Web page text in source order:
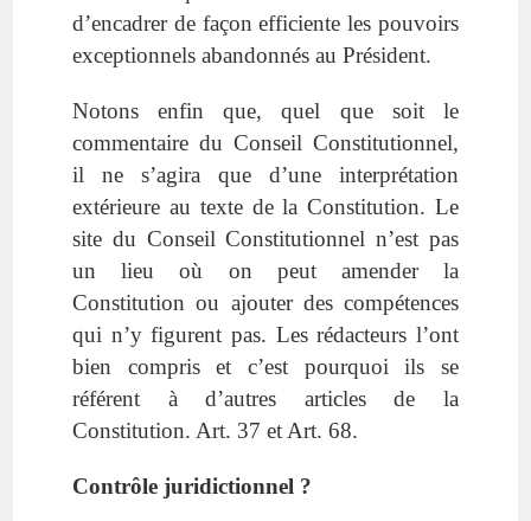
d’encadrer de façon efficiente les pouvoirs
exceptionnels abandonnés au Président.
Notons enfin que, quel que soit le
commentaire du Conseil Constitutionnel,
il ne s’agira que d’une interprétation
extérieure au texte de la Constitution. Le
site du Conseil Constitutionnel n’est pas
un lieu où on peut amender la
Constitution ou ajouter des compétences
qui n’y figurent pas. Les rédacteurs l’ont
bien compris et c’est pourquoi ils se
référent à d’autres articles de la
Constitution. Art. 37 et Art. 68.
Contrôle juridictionnel ?